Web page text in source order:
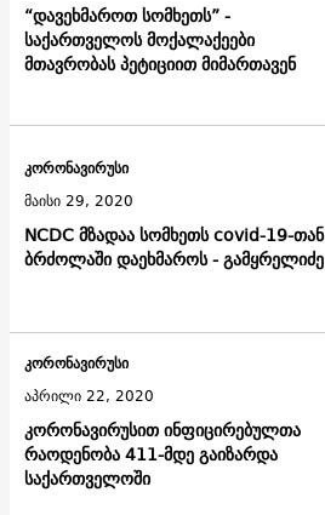
“დავეხმაროთ სომხეთს” -
საქართველოს მოქალაქეები
მთავრობას პეტიციით მიმართავენ
NCDC მზადაა სომხეთს covid-19-თან
ბრძოლაში დაეხმაროს - გამყრელიძე
კორონავირუსი
მაისი 29, 2020
კორონავირუსით ინფიცირებულთა
რაოდენობა 411-მდე გაიზარდა
საქართველოში
კორონავირუსი
აპრილი 22, 2020